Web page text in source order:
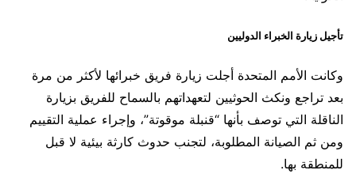
تأجيل زيارة الخبراء الدوليين
وكانت الأمم المتحدة أجلت زيارة فريق خبرائها لأكثر من مرة
بعد تراجع ونكث الحوثيين لتعهداتهم بالسماح للفريق بزيارة
الناقلة التي توصف بأنها “قنبلة موقوتة”، وإجراء عملية التقييم
ومن ثم الصيانة المطلوبة، لتجنب حدوث كارثة بيئية لا قبل
للمنطقة بها.